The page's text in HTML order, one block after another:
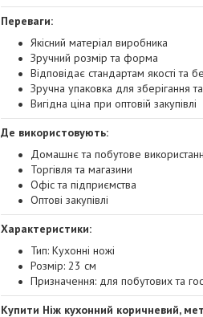
Переваги:
Якісний матеріал виробника
Зручний розмір та форма
Відповідає стандартам якості та
Зручна упаковка для зберігання
Вигідна ціна при оптовій закупівлі
Де використовують:
Домашнє та побутове
Торгівля та магазини
Офіс та підприємства
Оптові закупівлі
Характеристики:
Тип: Кухонні ножі
Розмір: 23 см
Призначення: для побутових та
Купити Ніж кухонний коричневий,